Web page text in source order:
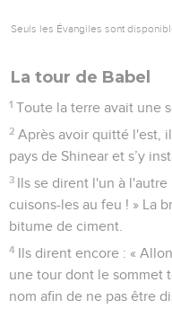
Seuls les Évangiles sont
La tour de Babel
1 Toute la terre avait une
2 Après avoir quitté l'est,
pays de Shinear et s’y
3 Ils se dirent l'un à
cuisons-les au feu ! » La
bitume de ciment.
4 Ils dirent encore : «
une tour dont le sommet
nom afin de ne pas être